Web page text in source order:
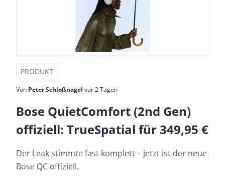
PRODUKT
Von Peter Schloßnagel vor 2 Tagen
Bose QuietComfort (2nd Gen)
offiziell: TrueSpatial für 349,95 €
Der Leak stimmte fast komplett – jetzt ist der neue
Bose QC offiziell.